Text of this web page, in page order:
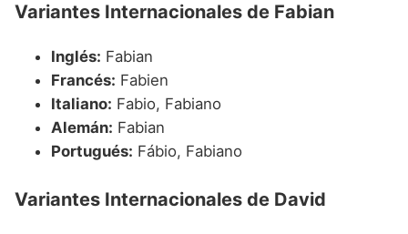
Variantes Internacionales de Fabian
Inglés: Fabian
Francés: Fabien
Italiano: Fabio, Fabiano
Alemán: Fabian
Portugués: Fábio, Fabiano
Variantes Internacionales de David